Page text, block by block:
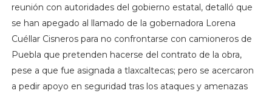
reunión con autoridades del gobierno estatal, detalló que
se han apegado al llamado de la gobernadora Lorena
Cuéllar Cisneros para no confrontarse con camioneros de
Puebla que pretenden hacerse del contrato de la obra,
pese a que fue asignada a tlaxcaltecas; pero se acercaron
a pedir apoyo en seguridad tras los ataques y amenazas